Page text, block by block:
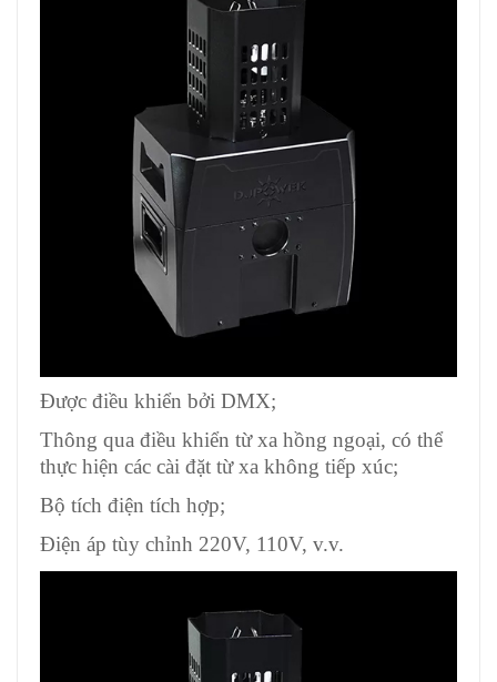
Được điều khiển bởi DMX;
Thông qua điều khiển từ xa hồng ngoại, có thể
thực hiện các cài đặt từ xa không tiếp xúc;
Bộ tích điện tích hợp;
Điện áp tùy chỉnh 220V, 110V, v.v.